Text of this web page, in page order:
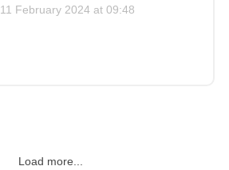
11 February 2024 at 09:48
Load more...